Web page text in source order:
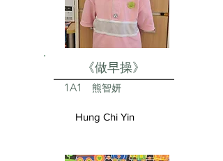
《做早操》
1A1 熊智妍
Hung Chi Yin